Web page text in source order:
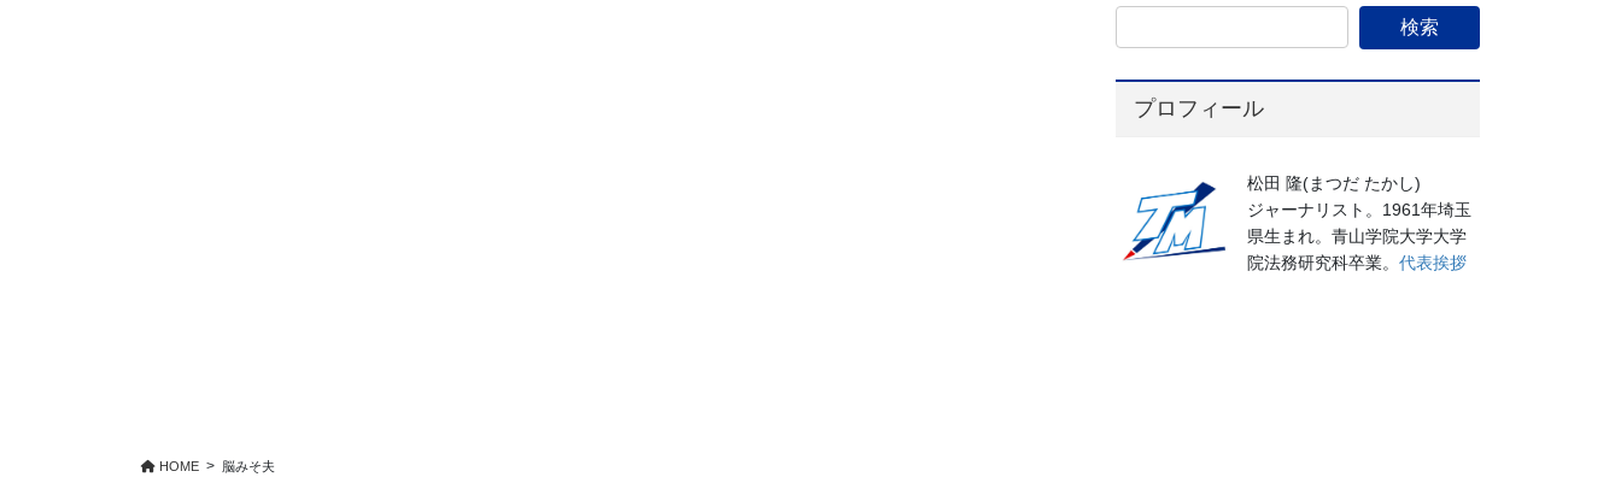
プロフィール
松田 隆(まつだ たかし)
ジャーナリスト。1961年埼玉
県生まれ。青山学院大学大学
院法務研究科卒業。代表挨拶
HOME 脳みそ夫